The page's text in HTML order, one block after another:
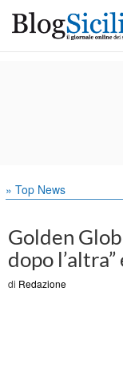
» Top News
Golden
dopo
di Redazione